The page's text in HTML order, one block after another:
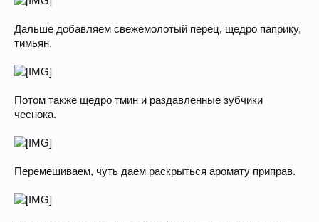
Дальше добавляем свежемолотый перец, щедро паприку,
тимьян.
Потом также щедро тмин и раздавленные зубчики
чеснока.
Перемешиваем, чуть даем раскрыться аромату приправ.